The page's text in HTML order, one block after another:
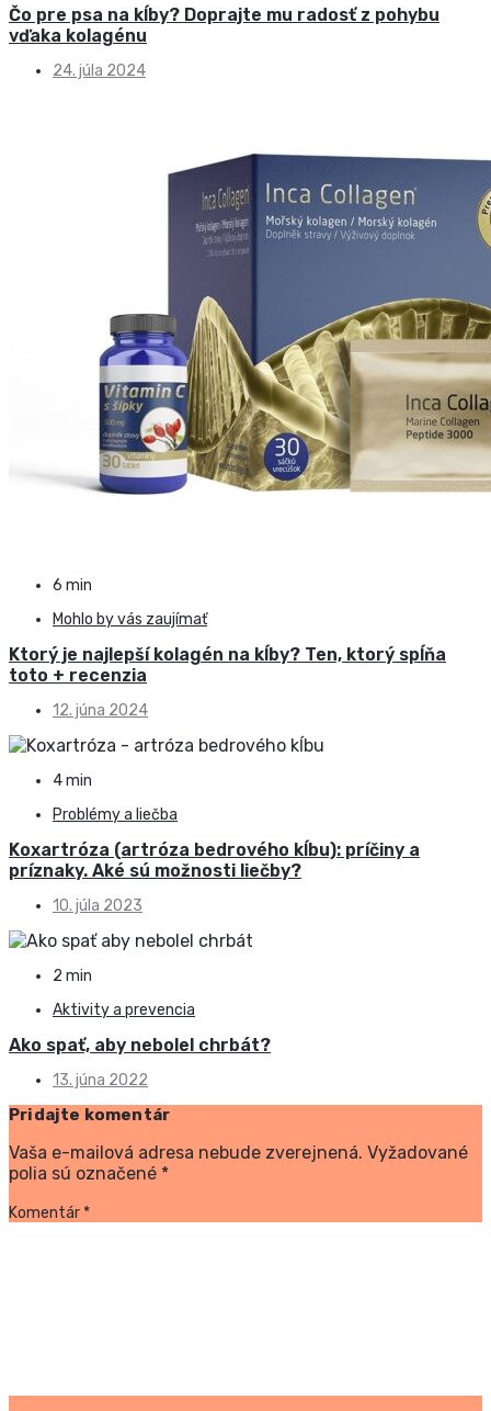
Čo pre psa na kĺby? Doprajte mu radosť z pohybu
vďaka kolagénu
24. júla 2024
6 min
Mohlo by vás zaujímať
Ktorý je najlepší kolagén na kĺby? Ten, ktorý spĺňa
toto + recenzia
12. júna 2024
4 min
Problémy a liečba
Koxartróza (artróza bedrového kĺbu): príčiny a
príznaky. Aké sú možnosti liečby?
10. júla 2023
2 min
Aktivity a prevencia
Ako spať, aby nebolel chrbát?
13. júna 2022
Pridajte komentár
Vaša e-mailová adresa nebude zverejnená. Vyžadované
polia sú označené *
Komentár *